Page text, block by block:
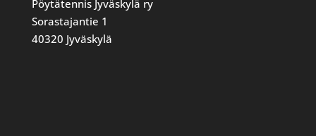
Pöytätennis Jyväskylä ry
Sorastajantie 1
40320 Jyväskylä